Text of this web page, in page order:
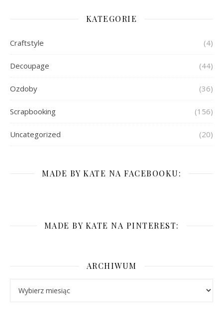
KATEGORIE
Craftstyle (4)
Decoupage (44)
Ozdoby (36)
Scrapbooking (156)
Uncategorized (20)
MADE BY KATE NA FACEBOOKU:
MADE BY KATE NA PINTEREST:
ARCHIWUM